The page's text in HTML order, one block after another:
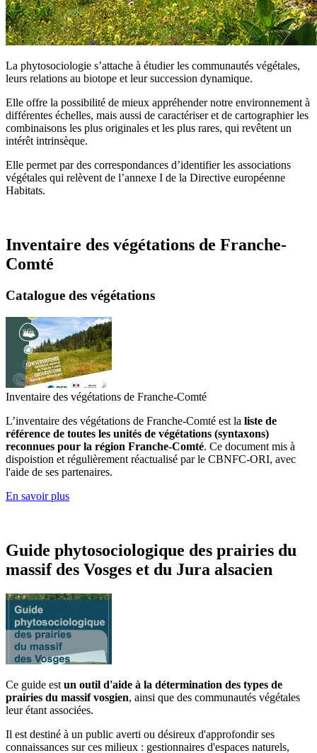
La phytosociologie s’attache à étudier les communautés végétales,
leurs relations au biotope et leur succession dynamique.
Elle offre la possibilité de mieux appréhender notre environnement à
différentes échelles, mais aussi de caractériser et de cartographier les
combinaisons les plus originales et les plus rares, qui revêtent un
intérêt intrinsèque.
Elle permet par des correspondances d’identifier les associations
végétales qui relèvent de l’annexe I de la Directive européenne
Habitats.
Inventaire des végétations de Franche-
Comté
Catalogue des végétations
Inventaire des végétations de Franche-Comté
L’inventaire des végétations de Franche-Comté est la liste de
référence de toutes les unités de végétations (syntaxons)
reconnues pour la région Franche-Comté. Ce document mis à
dispoistion et régulièrement réactualisé par le CBNFC-ORI, avec
l'aide de ses partenaires.
En savoir plus
Guide phytosociologique des prairies du
massif des Vosges et du Jura alsacien
Ce guide est un outil d'aide à la détermination des types de
prairies du massif vosgien, ainsi que des communautés végétales
leur étant associées.
Il est destiné à un public averti ou désireux d'approfondir ses
connaissances sur ces milieux : gestionnaires d'espaces naturels,